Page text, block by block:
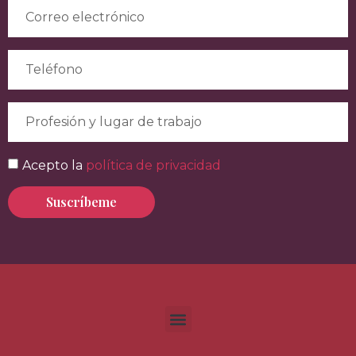
Acepto la política de privacidad
Suscríbeme